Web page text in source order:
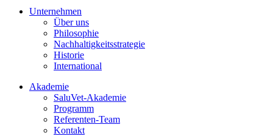
Unternehmen
Über uns
Philosophie
Nachhaltigkeitsstrategie
Historie
International
Akademie
SaluVet-Akademie
Programm
Referenten-Team
Kontakt